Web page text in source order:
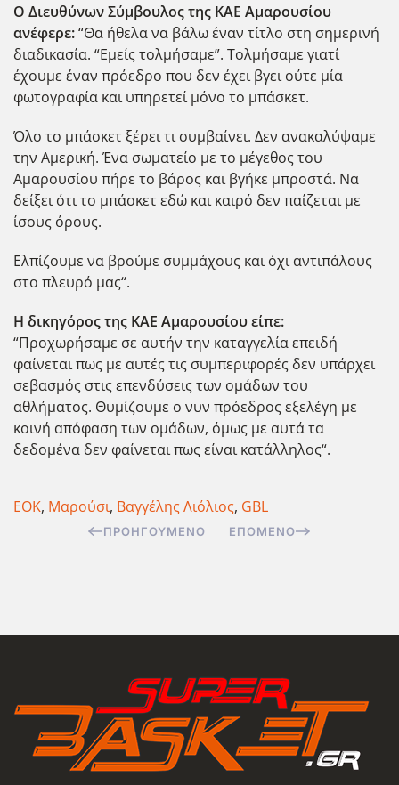
Ο Διευθύνων Σύμβουλος της ΚΑΕ Αμαρουσίου
ανέφερε:“Θα ήθελα να βάλω έναν τίτλο στη σημερινή
διαδικασία. “Εμείς τολμήσαμε”. Τολμήσαμε γιατί
έχουμε έναν πρόεδρο που δεν έχει βγει ούτε μία
φωτογραφία και υπηρετεί μόνο το μπάσκετ.
Όλο το μπάσκετ ξέρει τι συμβαίνει. Δεν ανακαλύψαμε
την Αμερική. Ένα σωματείο με το μέγεθος του
Αμαρουσίου πήρε το βάρος και βγήκε μπροστά. Να
δείξει ότι το μπάσκετ εδώ και καιρό δεν παίζεται με
ίσους όρους.
Ελπίζουμε να βρούμε συμμάχους και όχι αντιπάλους
στο πλευρό μας“.
Η δικηγόρος της ΚΑΕ Αμαρουσίου είπε:
“Προχωρήσαμε σε αυτήν την καταγγελία επειδή
φαίνεται πως με αυτές τις συμπεριφορές δεν υπάρχει
σεβασμός στις επενδύσεις των ομάδων του
αθλήματος. Θυμίζουμε ο νυν πρόεδρος εξελέγη με
κοινή απόφαση των ομάδων, όμως με αυτά τα
δεδομένα δεν φαίνεται πως είναι κατάλληλος“.
ΕΟΚ, Μαρούσι, Βαγγέλης Λιόλιος, GBL
ΠΡΟΗΓΟΎΜΕΝΟ ΕΠΌΜΕΝΟ